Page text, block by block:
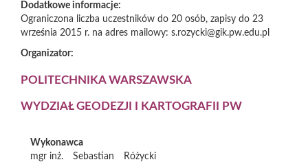
Dodatkowe informacje:
Ograniczona liczba uczestników do 20 osób, zapisy do 23
września 2015 r. na adres mailowy: s.rozycki@gik.pw.edu.pl
Organizator:
POLITECHNIKA WARSZAWSKA
WYDZIAŁ GEODEZJI I KARTOGRAFII PW
Wykonawca
mgr inż.
Sebastian Różycki